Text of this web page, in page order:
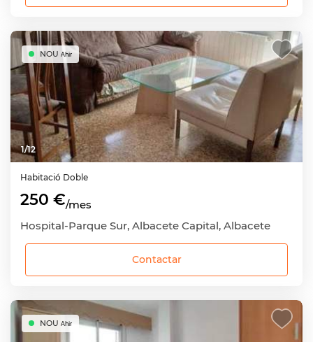
1/12
NOU Ahir
Habitació Doble
250 €/mes
Hospital-Parque Sur, Albacete Capital, Albacete
Contactar
NOU Ahir